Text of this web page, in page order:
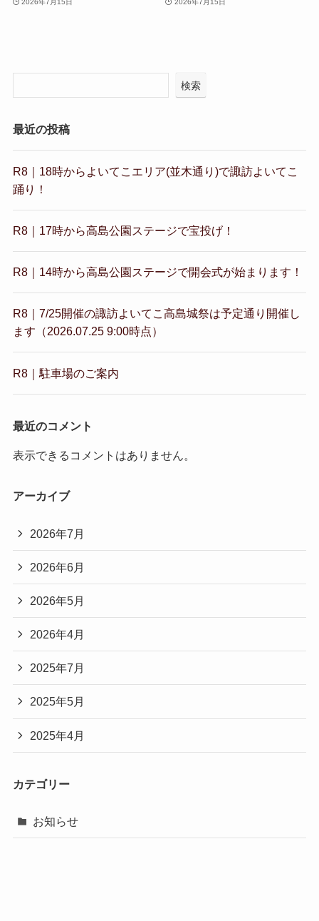
2026年7月15日 2026年7月15日
検索
最近の投稿
R8｜18時からよいてこエリア(並木通り)で諏訪よいてこ
踊り！
R8｜17時から高島公園ステージで宝投げ！
R8｜14時から高島公園ステージで開会式が始まります！
R8｜7/25開催の諏訪よいてこ高島城祭は予定通り開催し
ます（2026.07.25 9:00時点）
R8｜駐車場のご案内
最近のコメント
表示できるコメントはありません。
アーカイブ
2026年7月
2026年6月
2026年5月
2026年4月
2025年7月
2025年5月
2025年4月
カテゴリー
お知らせ